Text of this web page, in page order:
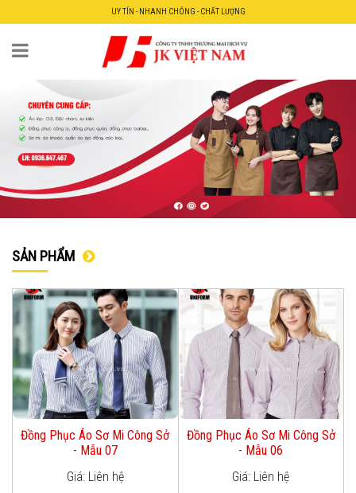
UY TÍN - NHANH CHÓNG - CHẤT LƯỢNG
SẢN PHẨM
Đồng Phục Áo Sơ Mi Công Sở
- Mẫu 07
Giá: Liên hệ
Đồng Phục Áo Sơ Mi Công Sở
- Mẫu 06
Giá: Liên hệ